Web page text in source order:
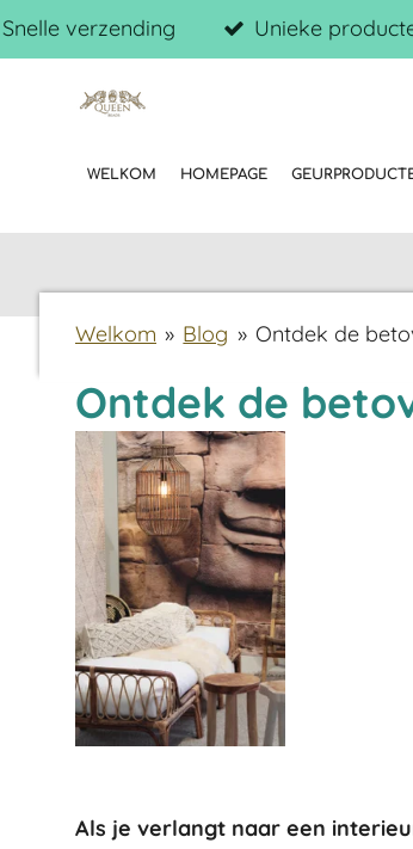
Snelle verzending Unieke
WELKOM HOMEPAGE
Welkom » Blog » Ontdek de
Ontdek de
Als je verlangt naar een